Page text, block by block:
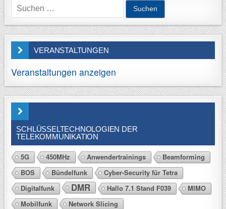
Suchen
nach:
VERANSTALTUNGEN
Veranstaltungen anzeigen
SCHLÜSSELTECHNOLOGIEN DER
TELEKOMMUNIKATION
5G 450MHz Anwendertrainings
Beamforming
BOS
Bündelfunk
Cyber-Security für Tetra
Digitalfunk
DMR Hallo 7.1 Stand F039
MIMO
Mobilfunk
Network Slicing